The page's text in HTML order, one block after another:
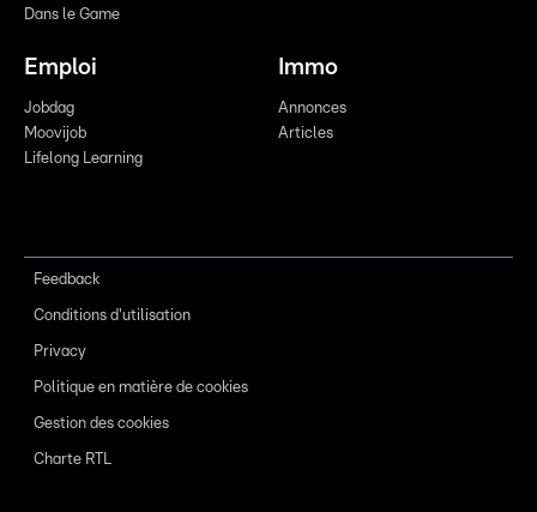
Dans le Game
Emploi
Jobdag
Moovijob
Lifelong Learning
Immo
Annonces
Articles
Feedback
Conditions d'utilisation
Privacy
Politique en matière de cookies
Gestion des cookies
Charte RTL